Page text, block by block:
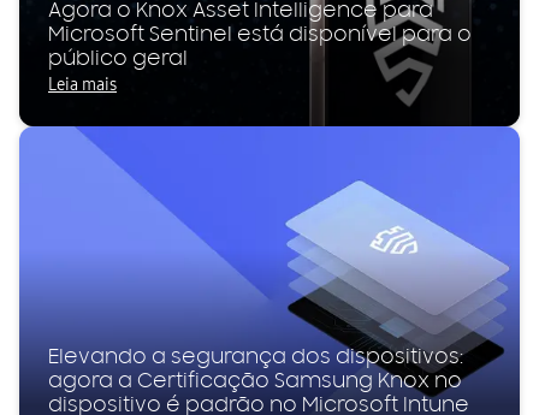
Agora o Knox Asset Intelligence para
Microsoft Sentinel está disponível para o
público geral
Leia mais
Elevando a segurança dos dispositivos:
agora a Certificação Samsung Knox no
dispositivo é padrão no Microsoft Intune